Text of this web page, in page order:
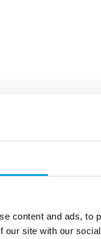
content and ads, to
our site with our